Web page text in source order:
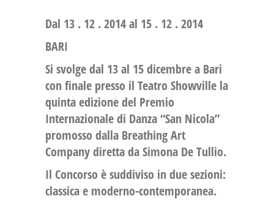
Dal 13 . 12 . 2014 al 15 . 12 . 2014
BARI
Si svolge dal 13 al 15 dicembre a Bari
con finale presso il Teatro Showville la
quinta edizione del Premio
Internazionale di Danza “San Nicola”
promosso dalla Breathing Art
Company diretta da Simona De Tullio.
Il Concorso è suddiviso in due sezioni:
classica e moderno-contemporanea.